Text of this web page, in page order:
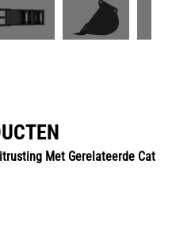
Met Gerelateerde Cat